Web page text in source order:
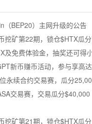
（BEP20）主网升级的公告
挖矿第22期，锁仓$HTX瓜
及免费体验金，抽奖还可得
新币赚币活动，参与享高
永续合约交易赛，瓜分
交易赛，交易瓜分$40,000
挖矿第21期，锁仓$HTX瓜